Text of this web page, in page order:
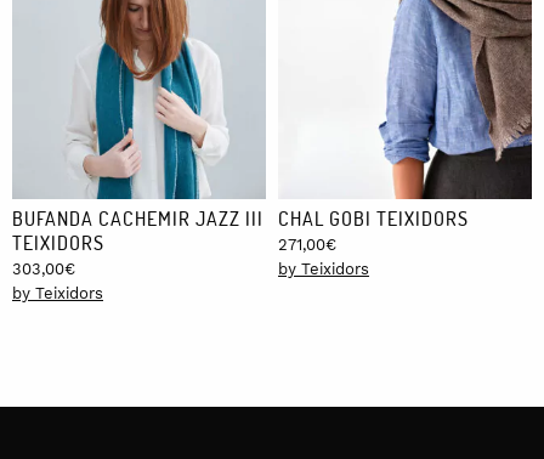
BUFANDA CACHEMIR JAZZ III
TEIXIDORS
303,00€
by Teixidors
CHAL GOBI TEIXIDORS
271,00€
by Teixidors